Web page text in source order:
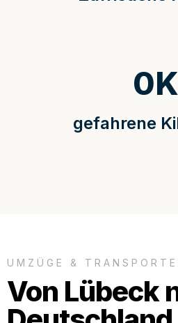
gefahrene
0K
UMZÜGE & TRANSPORTE
Von Lübeck